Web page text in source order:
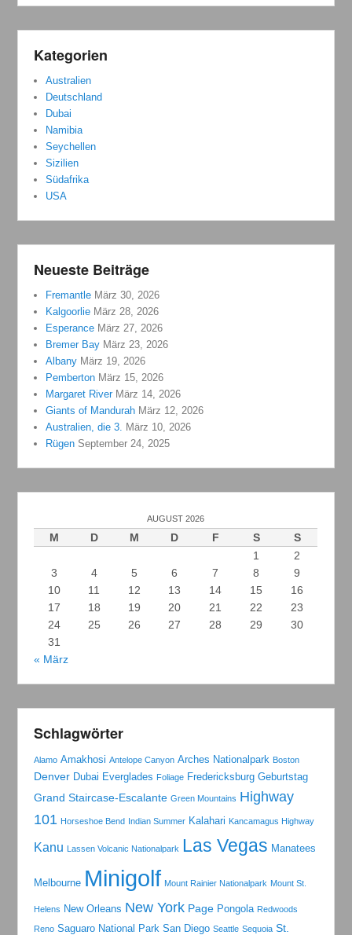
Kategorien
Australien
Deutschland
Dubai
Namibia
Seychellen
Sizilien
Südafrika
USA
Neueste Beiträge
Fremantle März 30, 2026
Kalgoorlie März 28, 2026
Esperance März 27, 2026
Bremer Bay März 23, 2026
Albany März 19, 2026
Pemberton März 15, 2026
Margaret River März 14, 2026
Giants of Mandurah März 12, 2026
Australien, die 3. März 10, 2026
Rügen September 24, 2025
AUGUST 2026
M D M D F S
S
1
2
3
4 5 6 7 8
9
10
11 12 13 14 15
16
17
18 19 20 21 22
23
24
25 26 27 28 29
30
31
« März
Schlagwörter
Alamo Amakhosi Antelope Canyon Arches Nationalpark Boston
Denver Dubai Everglades Foliage Fredericksburg Geburtstag
Grand Staircase-Escalante Green Mountains Highway
101 Horseshoe Bend Indian Summer Kalahari Kancamagus Highway
Kanu Lassen Volcanic Nationalpark Las Vegas Manatees
Melbourne Minigolf Mount Rainier Nationalpark Mount St.
Helens New Orleans New York Page Pongola Redwoods
Reno Saguaro National Park San Diego Seattle Sequoia St.